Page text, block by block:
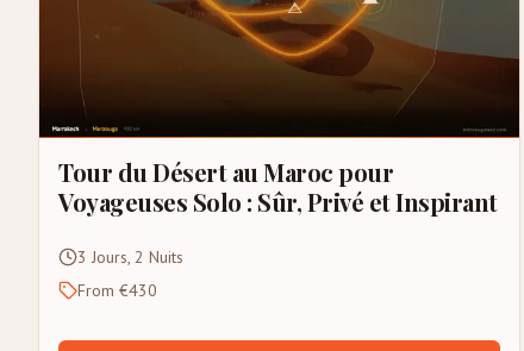
Tour du Désert au Maroc pour
Voyageuses Solo : Sûr, Privé et Inspirant
3 Jours, 2 Nuits
From €430